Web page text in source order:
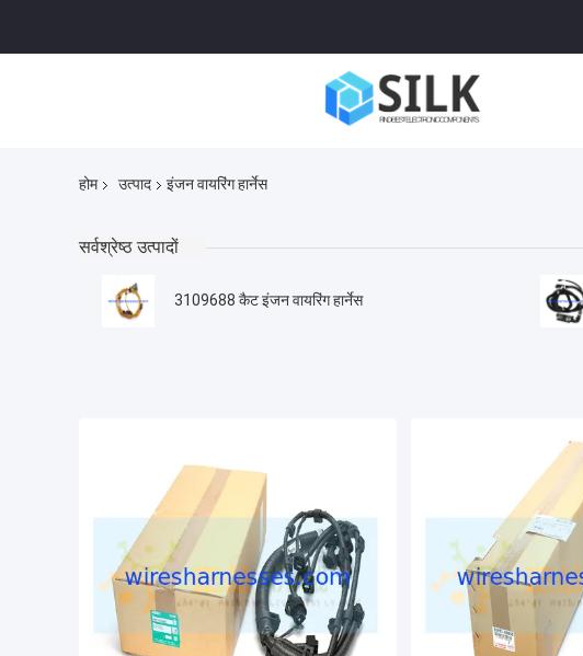
होम उत्पाद इंजन वायरिंग हार्नेस
सर्वश्रेष्ठ उत्पादों
3109688 कैट इंजन वायरिंग हार्नेस